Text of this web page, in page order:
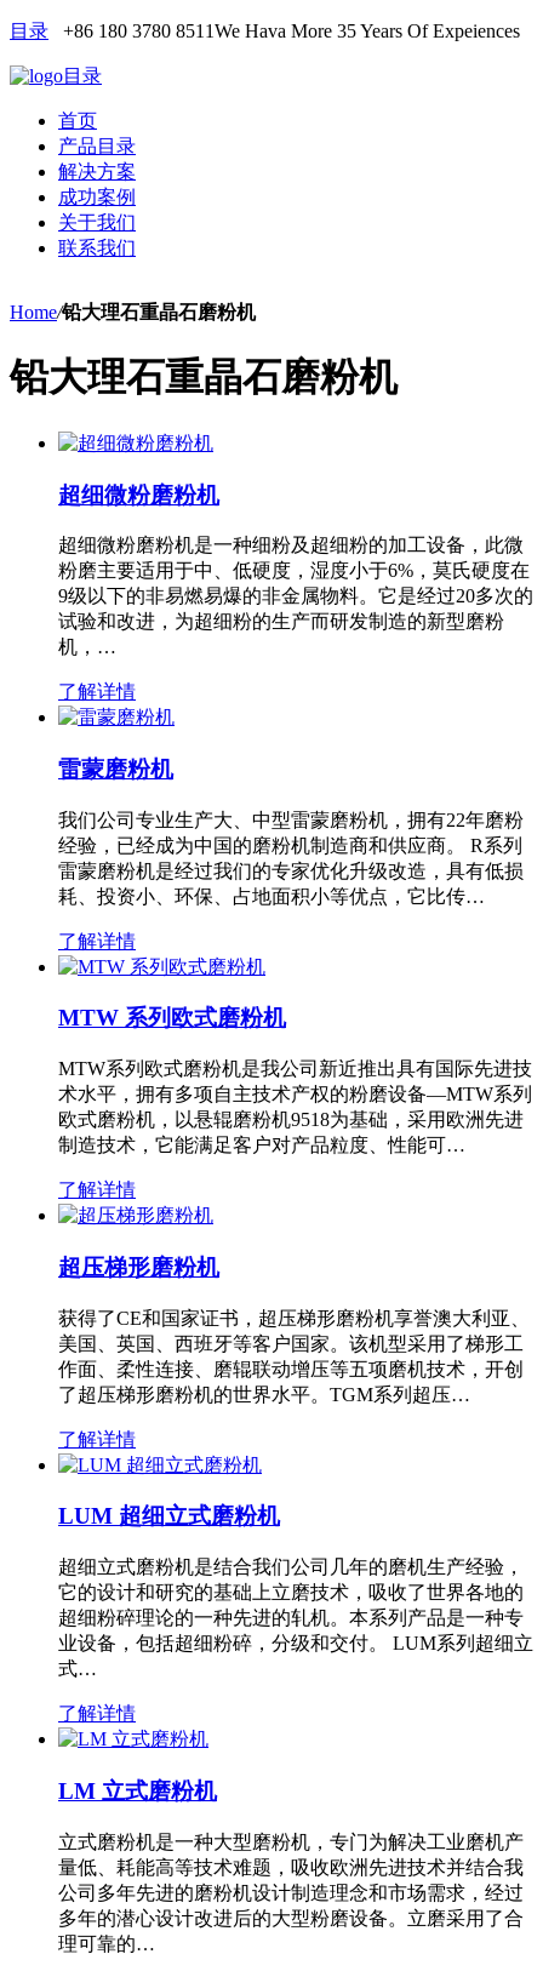
目录 +86 180 3780 8511We Hava More 35 Years Of Expeiences
目录
首页
产品目录
解决方案
成功案例
关于我们
联系我们
Home/铅大理石重晶石磨粉机
铅大理石重晶石磨粉机
超细微粉磨粉机
超细微粉磨粉机是一种细粉及超细粉的加工设备，此微
粉磨主要适用于中、低硬度，湿度小于6%，莫氏硬度在
9级以下的非易燃易爆的非金属物料。它是经过20多次的
试验和改进，为超细粉的生产而研发制造的新型磨粉
机，…
了解详情
雷蒙磨粉机
我们公司专业生产大、中型雷蒙磨粉机，拥有22年磨粉
经验，已经成为中国的磨粉机制造商和供应商。 R系列
雷蒙磨粉机是经过我们的专家优化升级改造，具有低损
耗、投资小、环保、占地面积小等优点，它比传…
了解详情
MTW 系列欧式磨粉机
MTW系列欧式磨粉机是我公司新近推出具有国际先进技
术水平，拥有多项自主技术产权的粉磨设备—MTW系列
欧式磨粉机，以悬辊磨粉机9518为基础，采用欧洲先进
制造技术，它能满足客户对产品粒度、性能可…
了解详情
超压梯形磨粉机
获得了CE和国家证书，超压梯形磨粉机享誉澳大利亚、
美国、英国、西班牙等客户国家。该机型采用了梯形工
作面、柔性连接、磨辊联动增压等五项磨机技术，开创
了超压梯形磨粉机的世界水平。TGM系列超压…
了解详情
LUM 超细立式磨粉机
超细立式磨粉机是结合我们公司几年的磨机生产经验，
它的设计和研究的基础上立磨技术，吸收了世界各地的
超细粉碎理论的一种先进的轧机。本系列产品是一种专
业设备，包括超细粉碎，分级和交付。 LUM系列超细立
式…
了解详情
LM 立式磨粉机
立式磨粉机是一种大型磨粉机，专门为解决工业磨机产
量低、耗能高等技术难题，吸收欧洲先进技术并结合我
公司多年先进的磨粉机设计制造理念和市场需求，经过
多年的潜心设计改进后的大型粉磨设备。立磨采用了合
理可靠的…